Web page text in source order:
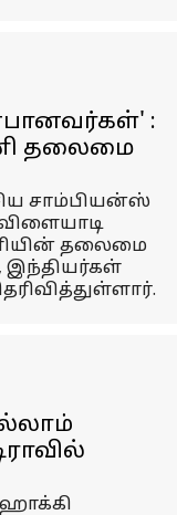
:
தலைமை
சாம்பியன்ஸ்
விளையாடி
தலைமை
இந்தியர்கள்
ஹாக்கி